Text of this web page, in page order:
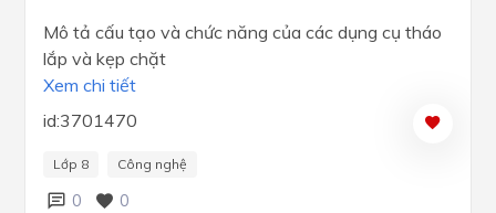
Mô tả cấu tạo và chức năng của các dụng cụ tháo
lắp và kẹp chặt
Xem chi tiết
id:3701470
Lớp 8 Công nghệ
0 0